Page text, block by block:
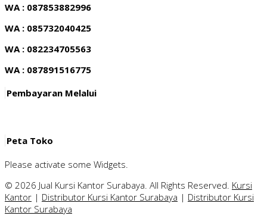
WA : 087853882996
WA : 085732040425
WA : 082234705563
WA : 087891516775
Pembayaran Melalui
Peta Toko
Please activate some Widgets.
© 2026 Jual Kursi Kantor Surabaya. All Rights Reserved. Kursi
Kantor | Distributor Kursi Kantor Surabaya | Distributor Kursi
Kantor Surabaya